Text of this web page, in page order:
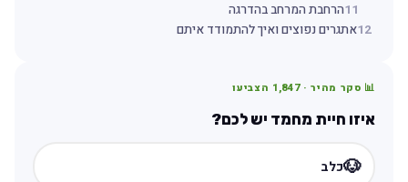
11הרחבת המרחב בהדרגה
12אתגרים נפוצים ואיך להתמודד איתם
📊 סקר מהיר · 1,847הצביעו
איזו חיית מחמד יש לכם?
🐶כלב